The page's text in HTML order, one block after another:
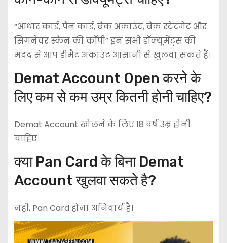
“आधार कार्ड, पैन कार्ड, बैंक अकाउंट, बैंक स्टेटमेंट और
सिगनेचर स्कैन की कॉपी” इन सभी डॉक्यूमेंट्स की
मदद से आप डीमैट अकाउंट आसानी से खुलवा सकते हैं।
Demat Account Open करने के
लिए कम से कम उम्र कितनी होनी चाहिए?
Demat Account खोलने के लिए 18 वर्ष उम्र होनी
चाहिए।
क्या Pan Card के बिना Demat
Account खुलवा सकते है?
नहीं, Pan Card होना अनिवार्य है।